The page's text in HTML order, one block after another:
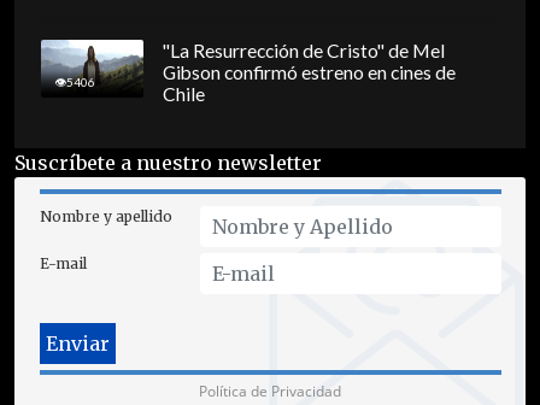
5406
"La Resurrección de Cristo" de Mel
Gibson confirmó estreno en cines de
Chile
Suscríbete a nuestro newsletter
Nombre y apellido
E-mail
Política de Privacidad